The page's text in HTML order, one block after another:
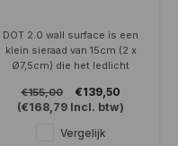
DOT 2.0 wall surface is een
klein sieraad van 15cm (2 x
Ø7,5cm) die het ledlicht
projecteert. In 4 kleuren,
8Watt en dimbaar.
€155,00
€139,50
(€168,79 Incl. btw)
Vergelijk